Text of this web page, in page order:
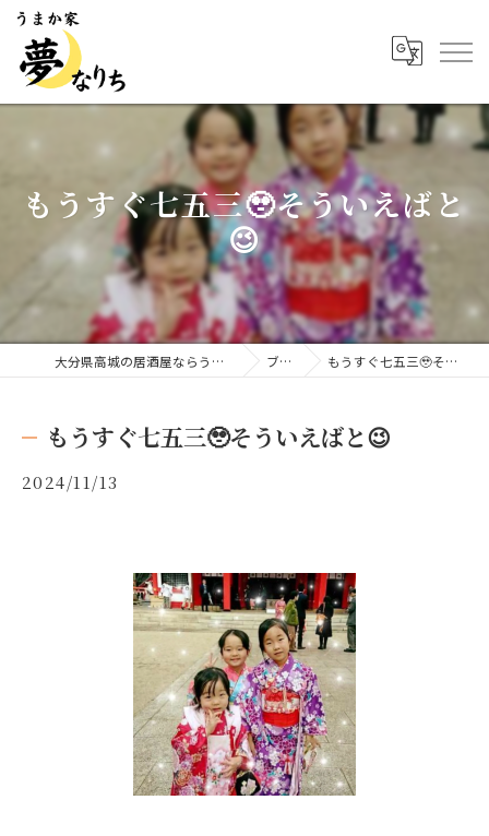
もうすぐ七五三🥹そういえばと
😉
大分県高城の居酒屋ならうまか家 夢なりち ブログ もうすぐ七五三🥹そういえばと😉
もうすぐ七五三🥹そういえばと😉
2024/11/13